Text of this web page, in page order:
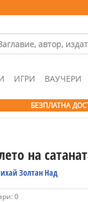
ИГРИ ВАУЧЕРИ
БЕЗПЛАТНА
на
Золтан Над
0